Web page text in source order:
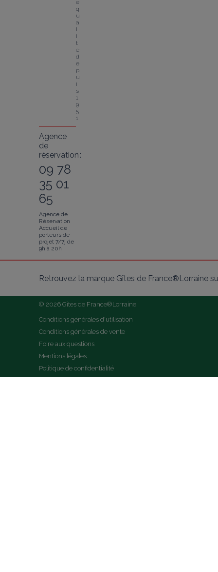
e
q
u
a
l
i
t
é
d
e
p
u
i
s
1
9
5
1
Agence
de
réservation :
09 78
35 01
65
Agence de
Réservation
Accueil de
porteurs de
projet 7/7j de
9h à 20h
Retrouvez la marque Gîtes de France®Lorraine
© 2026 Gîtes de France®Lorraine
Conditions générales d'utilisation
Conditions générales de vente
Foire aux questions
Mentions légales
Politique de confidentialité